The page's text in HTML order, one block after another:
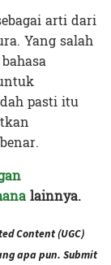
arti dari
Yang salah
pasti itu
lainnya.
Content (UGC)
apa pun. Submit